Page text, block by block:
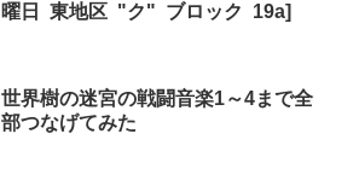
曜日 東地区 "ク" ブロック 19a]
世界樹の迷宮の戦闘音楽1～4まで全
部つなげてみた